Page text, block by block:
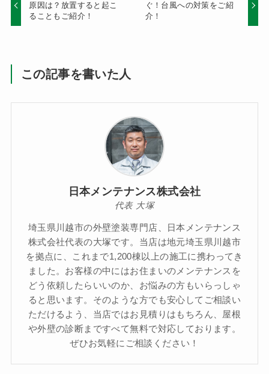
原因は？放置すると起こ
ることもご紹介！
ぐ！台風への対策をご紹
介！
この記事を書いた人
日本メンテナンス株式会社
代表 大塚
埼玉県川越市の外壁塗装専門店、日本メンテナンス
株式会社代表の大塚です。当店は地元埼玉県川越市
を拠点に、これまで1,200棟以上の施工に携わってき
ました。お客様の中にはお住まいのメンテナンスを
どう依頼したらいいのか、お悩みの方もいらっしゃ
ると思います。そのような方でも安心してご相談い
ただけるよう、当店ではお見積りはもちろん、屋根
や外壁の診断まですべて無料で対応しております。
ぜひお気軽にご相談ください！